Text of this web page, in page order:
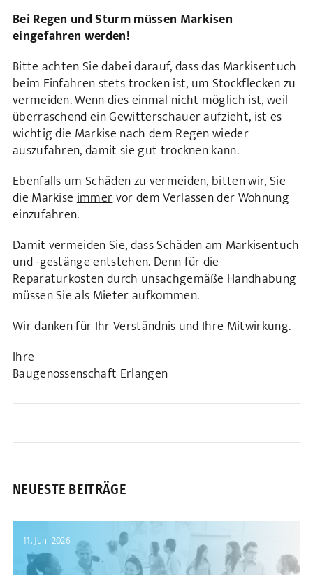
Bei Regen und Sturm müssen Markisen
eingefahren werden!
Bitte achten Sie dabei darauf, dass das Markisentuch
beim Einfahren stets trocken ist, um Stockflecken zu
vermeiden. Wenn dies einmal nicht möglich ist, weil
überraschend ein Gewitterschauer aufzieht, ist es
wichtig die Markise nach dem Regen wieder
auszufahren, damit sie gut trocknen kann.
Ebenfalls um Schäden zu vermeiden, bitten wir, Sie
die Markiseimmervor dem Verlassen der Wohnung
einzufahren.
Damit vermeiden Sie, dass Schäden am Markisentuch
und -gestänge entstehen. Denn für die
Reparaturkosten durch unsachgemäße Handhabung
müssen Sie als Mieter aufkommen.
Wir danken für Ihr Verständnis und Ihre Mitwirkung.
Ihre
Baugenossenschaft Erlangen
NEUESTE BEITRÄGE
11. Juni 2026